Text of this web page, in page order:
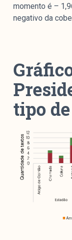
momento é –
negativo da
tipo